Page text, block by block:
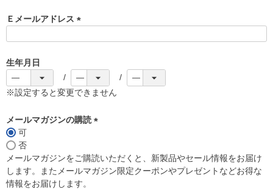
)
Ｅメールアドレス
)
生年月日
※設定すると変更できません
メールマガジンの購読
須
)
可
否
メールマガジンをご購読いただくと、新製品やセール情報をお届け
します。またメールマガジン限定クーポンやプレゼントなどお得な
情報をお届けします。